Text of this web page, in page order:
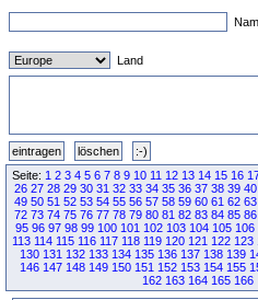
Land
Seite: 1 2 3 4 5 6 7 8 9 10 11 12 13 14 15 16
26 27 28 29 30 31 32 33 34 35 36 37 38 39 40
49 50 51 52 53 54 55 56 57 58 59 60 61 62 63
72 73 74 75 76 77 78 79 80 81 82 83 84 85 86
95 96 97 98 99 100 101 102 103 104 105 106
113 114 115 116 117 118 119 120 121 122 123
130 131 132 133 134 135 136 137 138 139
146 147 148 149 150 151 152 153 154 155
162 163 164 165 166